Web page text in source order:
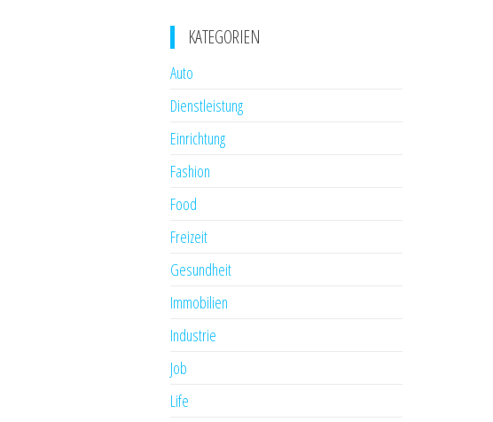
KATEGORIEN
Auto
Dienstleistung
Einrichtung
Fashion
Food
Freizeit
Gesundheit
Immobilien
Industrie
Job
Life